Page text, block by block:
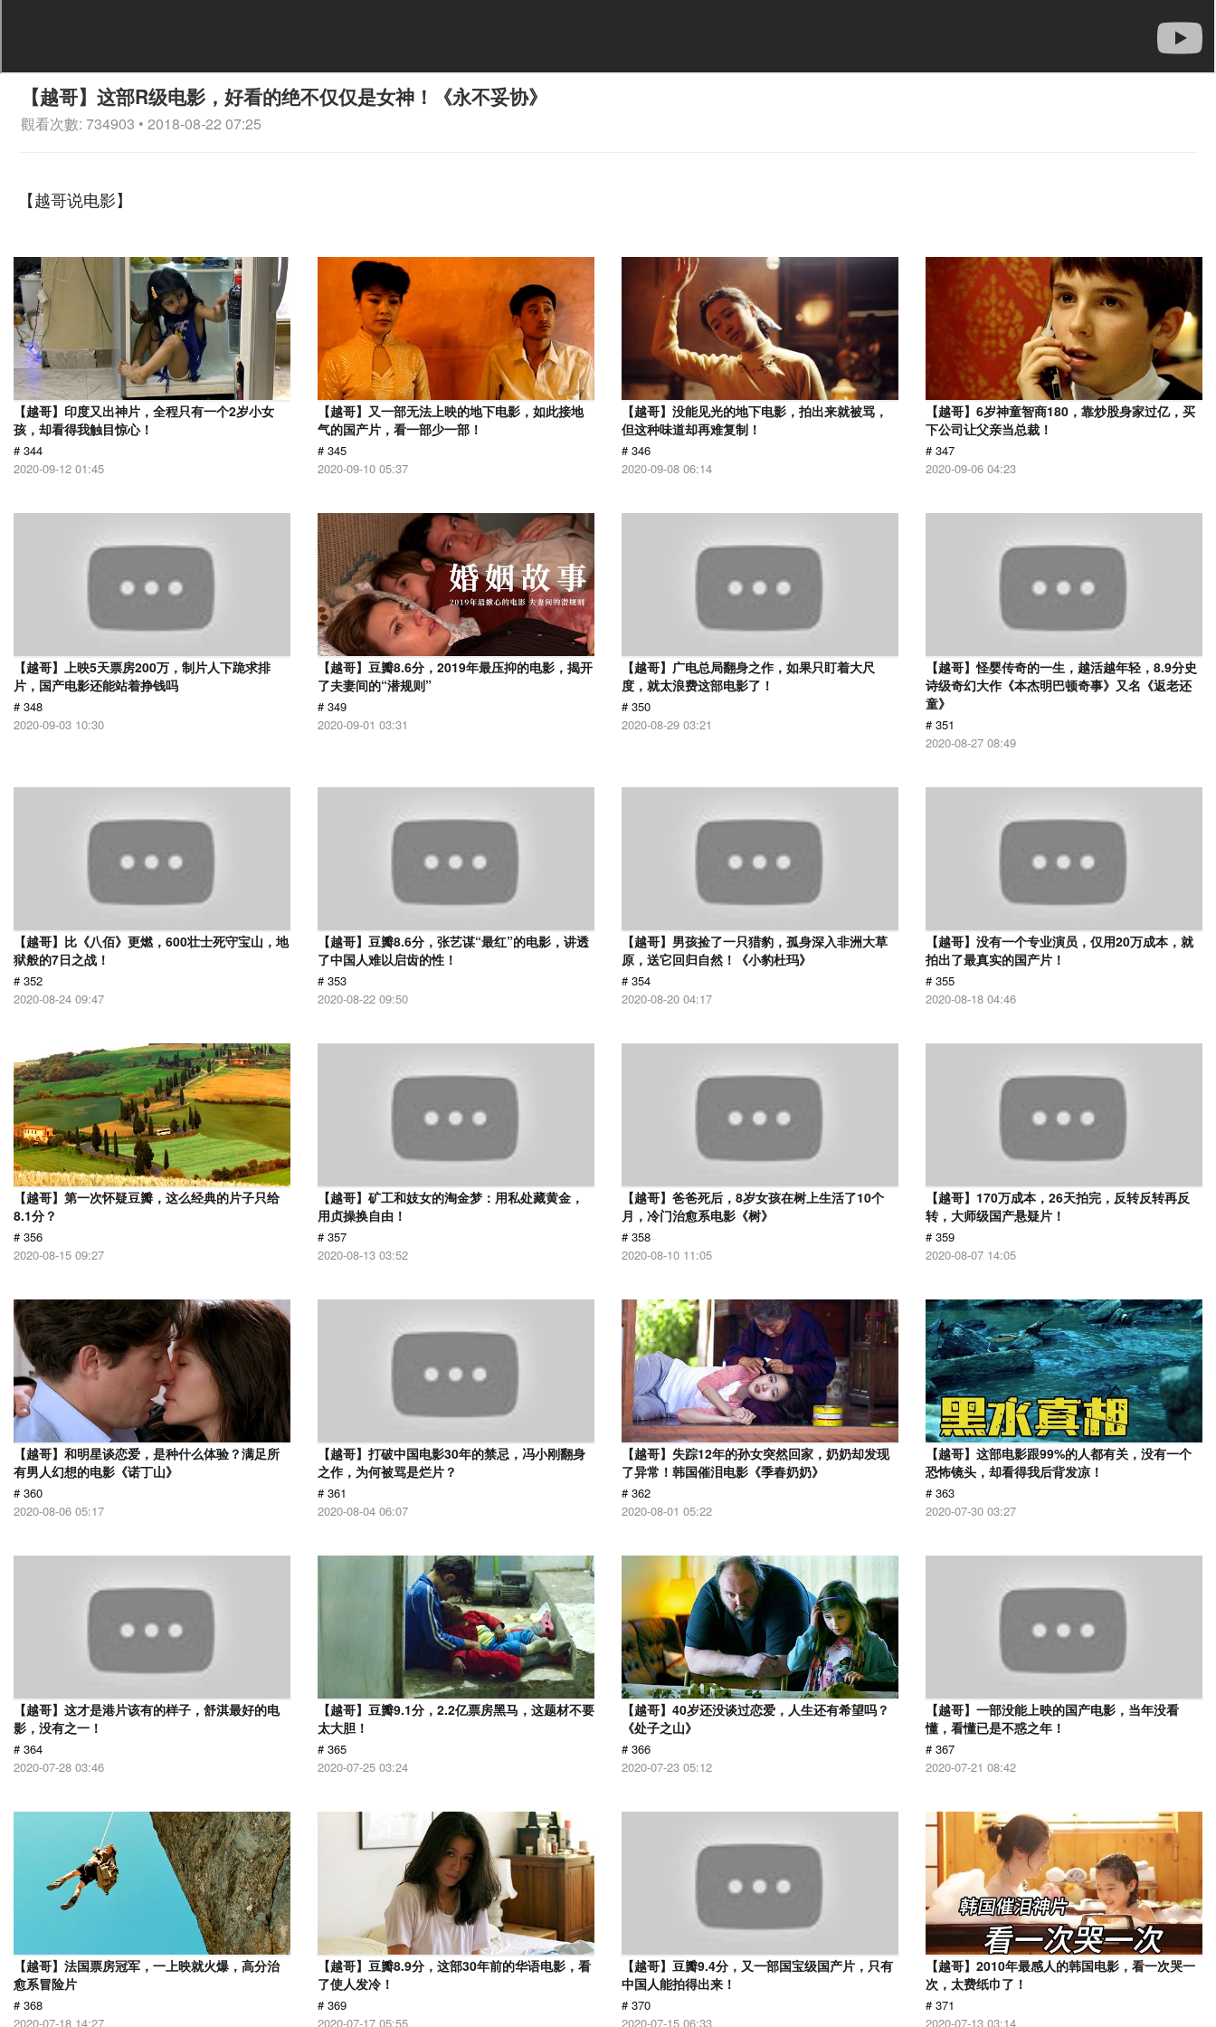
【越哥】这部R级电影，好看的绝不仅仅是女神！《永不妥协》
觀看次數: 734903 • 2018-08-22 07:25
【越哥说电影】
【越哥】印度又出神片，全程只有一个2岁小女
孩，却看得我触目惊心！
# 344
2020-09-12 01:45
【越哥】又一部无法上映的地下电影，如此接地
气的国产片，看一部少一部！
# 345
2020-09-10 05:37
【越哥】没能见光的地下电影，拍出来就被骂，
但这种味道却再难复制！
# 346
2020-09-08 06:14
【越哥】6岁神童智商180，靠炒股身家过亿，买
下公司让父亲当总裁！
# 347
2020-09-06 04:23
【越哥】上映5天票房200万，制片人下跪求排
片，国产电影还能站着挣钱吗
# 348
2020-09-03 10:30
【越哥】豆瓣8.6分，2019年最压抑的电影，揭开
了夫妻间的“潜规则”
# 349
2020-09-01 03:31
【越哥】广电总局翻身之作，如果只盯着大尺
度，就太浪费这部电影了！
# 350
2020-08-29 03:21
【越哥】怪婴传奇的一生，越活越年轻，8.9分史
诗级奇幻大作《本杰明巴顿奇事》又名《返老还
童》
# 351
2020-08-27 08:49
【越哥】比《八佰》更燃，600壮士死守宝山，地
狱般的7日之战！
# 352
2020-08-24 09:47
【越哥】豆瓣8.6分，张艺谋“最红”的电影，讲透
了中国人难以启齿的性！
# 353
2020-08-22 09:50
【越哥】男孩捡了一只猎豹，孤身深入非洲大草
原，送它回归自然！《小豹杜玛》
# 354
2020-08-20 04:17
【越哥】没有一个专业演员，仅用20万成本，就
拍出了最真实的国产片！
# 355
2020-08-18 04:46
【越哥】第一次怀疑豆瓣，这么经典的片子只给
8.1分？
# 356
2020-08-15 09:27
【越哥】矿工和妓女的淘金梦：用私处藏黄金，
用贞操换自由！
# 357
2020-08-13 03:52
【越哥】爸爸死后，8岁女孩在树上生活了10个
月，冷门治愈系电影《树》
# 358
2020-08-10 11:05
【越哥】170万成本，26天拍完，反转反转再反
转，大师级国产悬疑片！
# 359
2020-08-07 14:05
【越哥】和明星谈恋爱，是种什么体验？满足所
有男人幻想的电影《诺丁山》
# 360
2020-08-06 05:17
【越哥】打破中国电影30年的禁忌，冯小刚翻身
之作，为何被骂是烂片？
# 361
2020-08-04 06:07
【越哥】失踪12年的孙女突然回家，奶奶却发现
了异常！韩国催泪电影《季春奶奶》
# 362
2020-08-01 05:22
【越哥】这部电影跟99%的人都有关，没有一个
恐怖镜头，却看得我后背发凉！
# 363
2020-07-30 03:27
【越哥】这才是港片该有的样子，舒淇最好的电
影，没有之一！
# 364
2020-07-28 03:46
【越哥】豆瓣9.1分，2.2亿票房黑马，这题材不要
太大胆！
# 365
2020-07-25 03:24
【越哥】40岁还没谈过恋爱，人生还有希望吗？
《处子之山》
# 366
2020-07-23 05:12
【越哥】一部没能上映的国产电影，当年没看
懂，看懂已是不惑之年！
# 367
2020-07-21 08:42
【越哥】法国票房冠军，一上映就火爆，高分治
愈系冒险片
# 368
2020-07-18 14:27
【越哥】豆瓣8.9分，这部30年前的华语电影，看
了使人发冷！
# 369
2020-07-17 05:55
【越哥】豆瓣9.4分，又一部国宝级国产片，只有
中国人能拍得出来！
# 370
2020-07-15 06:33
【越哥】2010年最感人的韩国电影，看一次哭一
次，太费纸巾了！
# 371
2020-07-13 03:14